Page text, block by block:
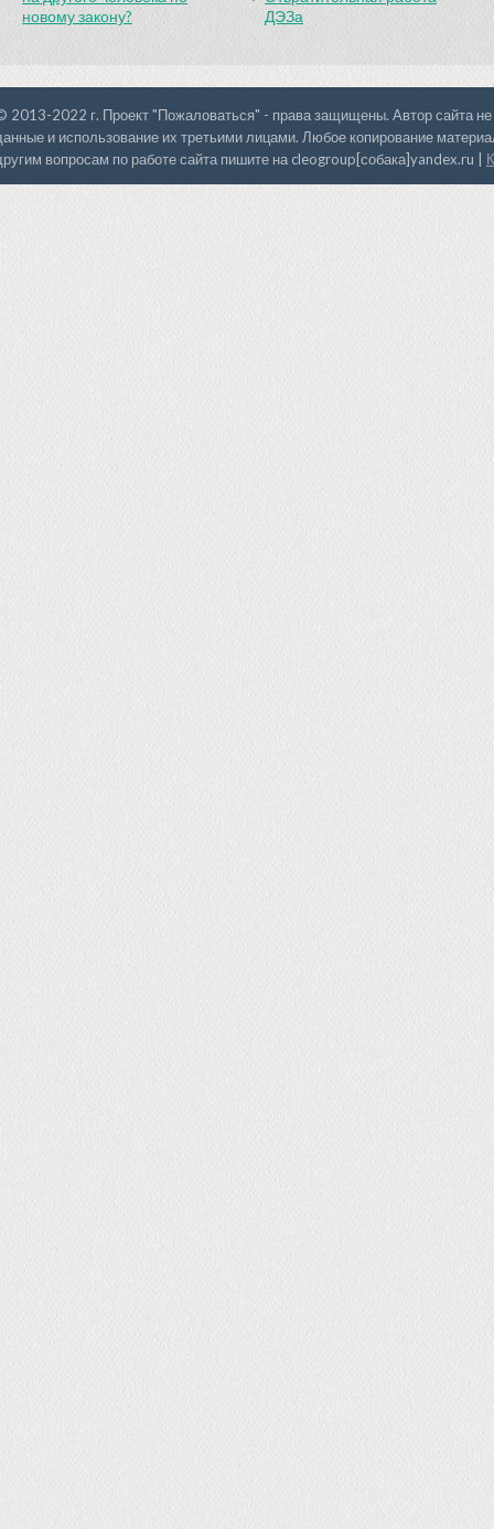
новому закону?
ДЭЗа
2013-2022 г. Проект "Пожаловаться" - права защищены. Автор сайта не
и использование их третьими лицами. Любое копирование
вопросам по работе сайта пишите на cleogroup[собака]yandex.ru |